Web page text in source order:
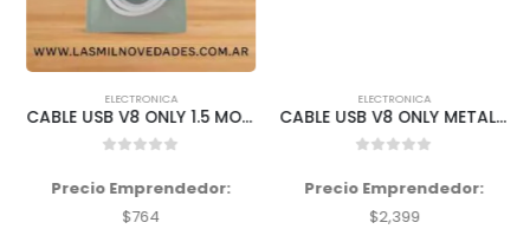
ELECTRONICA
CABLE USB V8 ONLY 1.5 MOD 24
Precio Emprendedor:
$764
ELECTRONICA
CABLE USB V8 ONLY METAL 4.2 NEGRO MOD 55
Precio Emprendedor:
$2,399